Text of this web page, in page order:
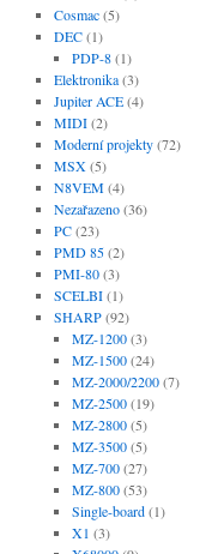
Cosmac(5)
DEC(1)
PDP-8(1)
Elektronika(3)
Jupiter ACE(4)
MIDI(2)
Moderní projekty(72)
MSX(5)
N8VEM(4)
Nezařazeno(36)
PC(23)
PMD 85(2)
PMI-80(3)
SCELBI(1)
SHARP(92)
MZ-1200(3)
MZ-1500(24)
MZ-2000/2200(7)
MZ-2500(19)
MZ-2800(5)
MZ-3500(5)
MZ-700(27)
MZ-800(53)
Single-board(1)
X1 (3)